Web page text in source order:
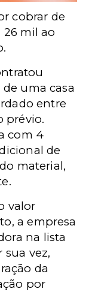
cobrar de
mil ao
uma casa
entre
prévio.
com 4
de
material,
valor
a empresa
na lista
vez,
da
por